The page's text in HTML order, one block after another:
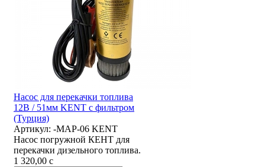
Насос для перекачки топлива
12В / 51мм KENT с фильтром
(Турция)
Артикул: -MAP-06 KENT
Насос погружной КЕНТ для
перекачки дизельного топлива.
1 320,00 c